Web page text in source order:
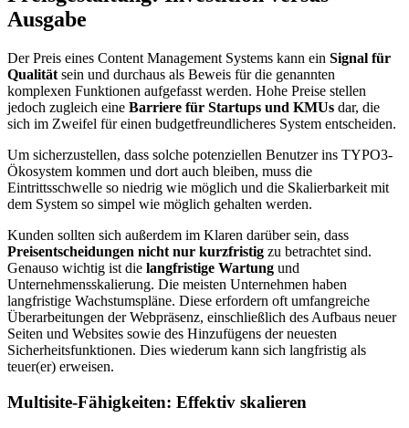
Ausgabe
Der Preis eines Content Management Systems kann ein Signal für
Qualität sein und durchaus als Beweis für die genannten
komplexen Funktionen aufgefasst werden. Hohe Preise stellen
jedoch zugleich eine Barriere für Startups und KMUs dar, die
sich im Zweifel für einen budgetfreundlicheres System entscheiden.
Um sicherzustellen, dass solche potenziellen Benutzer ins TYPO3-
Ökosystem kommen und dort auch bleiben, muss die
Eintrittsschwelle so niedrig wie möglich und die Skalierbarkeit mit
dem System so simpel wie möglich gehalten werden.
Kunden sollten sich außerdem im Klaren darüber sein, dass
Preisentscheidungen nicht nur kurzfristig zu betrachtet sind.
Genauso wichtig ist die langfristige Wartung und
Unternehmensskalierung. Die meisten Unternehmen haben
langfristige Wachstumspläne. Diese erfordern oft umfangreiche
Überarbeitungen der Webpräsenz, einschließlich des Aufbaus neuer
Seiten und Websites sowie des Hinzufügens der neuesten
Sicherheitsfunktionen. Dies wiederum kann sich langfristig als
teuer(er) erweisen.
Multisite-Fähigkeiten: Effektiv skalieren